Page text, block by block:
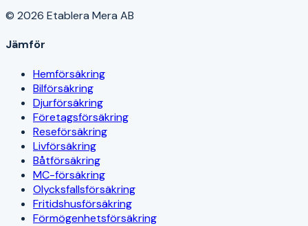
© 2026 Etablera Mera AB
Jämför
Hemförsäkring
Bilförsäkring
Djurförsäkring
Företagsförsäkring
Reseförsäkring
Livförsäkring
Båtförsäkring
MC-försäkring
Olycksfallsförsäkring
Fritidshusförsäkring
Förmögenhetsförsäkring